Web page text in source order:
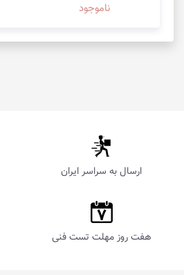
ناموجود
ارسال به سراسر ایران
هفت روز مهلت تست فنی